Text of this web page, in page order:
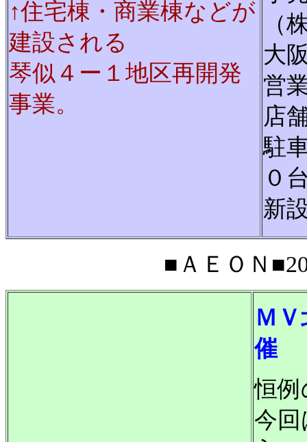
↑住宅棟・商業棟などが
建設される
琴似４ー１地区再開発
事業。
（
大
営
店
駐
０
新
■ＡＥＯＮ
Ｍ
催
恒例
今